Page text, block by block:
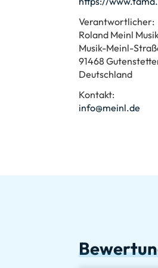
Verantwortlicher:
Roland Meinl
Musik-Meinl-
91468
Deutschland
Kontakt:
info@meinl.de